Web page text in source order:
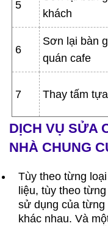
5
khách
6
Sơn lại bàn
quán cafe
7 Thay tấm
DỊCH VỤ SỬA
NHÀ CHUNG
Tùy theo từng
liệu, tùy theo
sử dụng của
khác nhau. Và